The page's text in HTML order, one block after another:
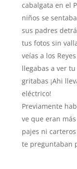
cabalgata en el
niños se
sus padres
tus fotos sin
veías a los
llegabas a ver
gritabas ¡Ahi
eléctrico!
Previamente
ve que eran
pajes ni
te preguntaban